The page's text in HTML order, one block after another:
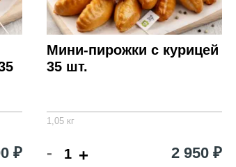
₽
Мини-пирожки с курицей
35 шт.
1,05 кг
- + 2 950 ₽